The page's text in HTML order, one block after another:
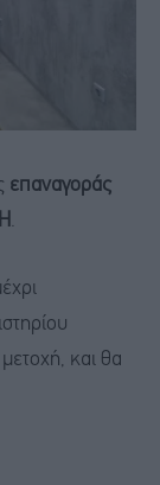
επαναγοράς
.
και θα